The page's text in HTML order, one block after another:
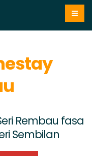
Rembau fasa
Sembilan